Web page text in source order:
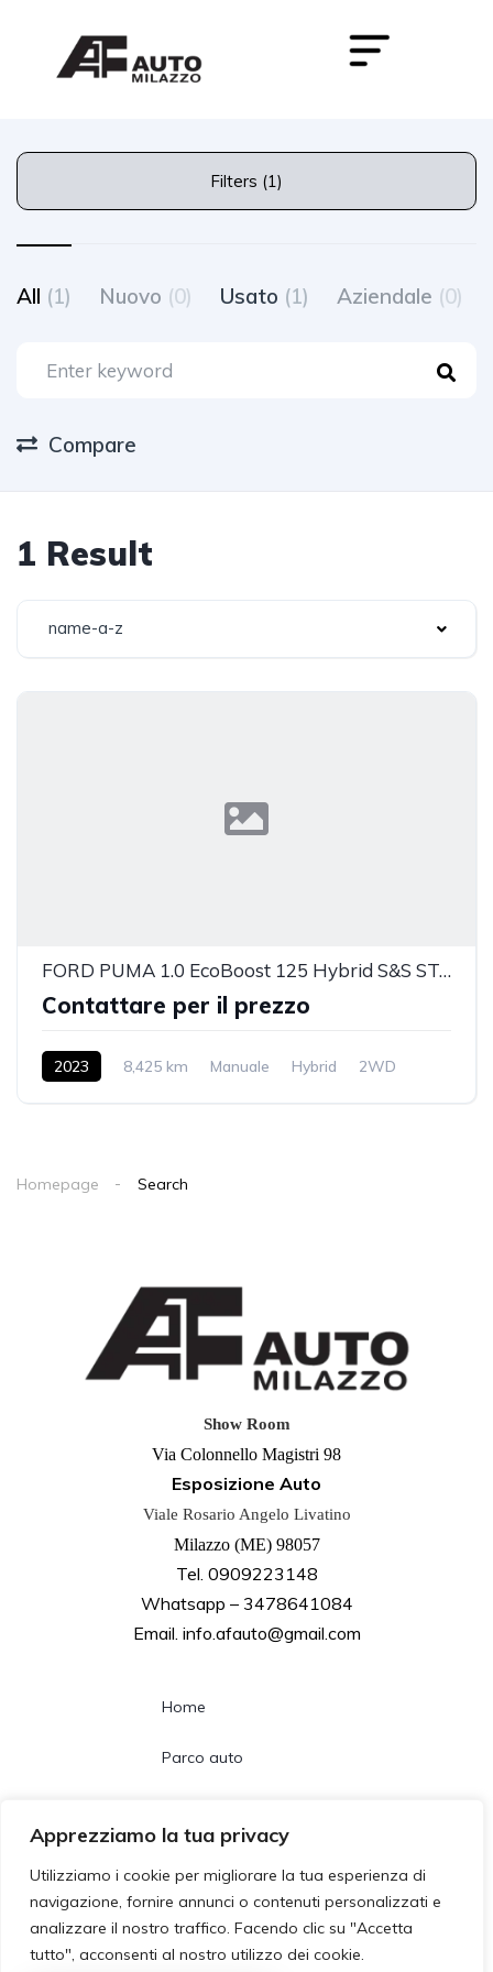
Apprezziamo la tua privacy
Utilizziamo i cookie per migliorare la tua esperienza di
navigazione, fornire annunci o contenuti personalizzati e
analizzare il nostro traffico. Facendo clic su "Accetta
tutto", acconsenti al nostro utilizzo dei cookie.
Filters (1)
All (1) Nuovo (0) Usato (1) Aziendale (0)
Compare
1 Result
name-a-z
FORD PUMA 1.0 EcoBoost 125 Hybrid S&S ST-Line
Contattare per il prezzo
2023 8,425 km Manuale Hybrid 2WD
Homepage Search
Show Room
Via Colonnello Magistri 98
Esposizione Auto
Viale Rosario Angelo Livatino
Milazzo (ME) 98057
Tel. 0909223148
Whatsapp – 3478641084
Email. info.afauto@gmail.com
Home
Parco auto
Contatti